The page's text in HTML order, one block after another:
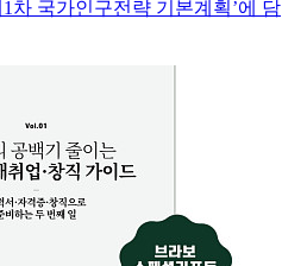
차 국가인구전략 기본계획’에 담